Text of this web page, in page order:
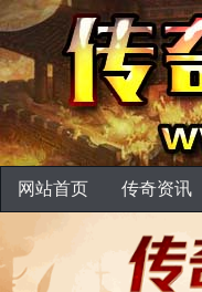
网站首页 传奇资讯